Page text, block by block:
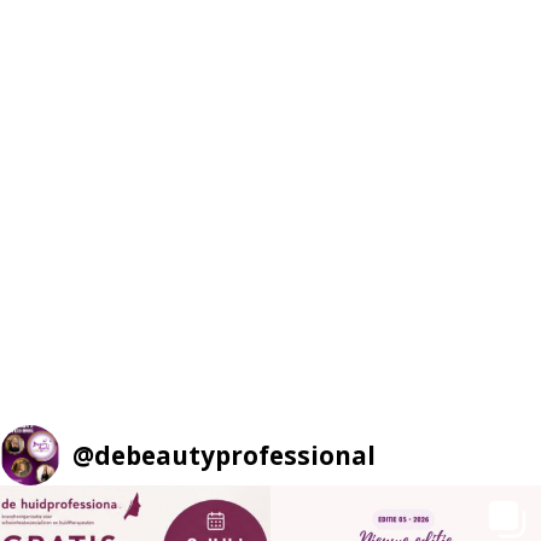
@debeautyprofessional